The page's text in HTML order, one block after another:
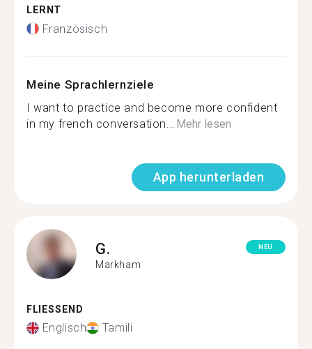
LERNT
Französisch
Meine Sprachlernziele
I want to practice and become more confident
in my french conversation... Mehr lesen
App herunterladen
G.
Markham
NEU
FLIESSEND
Englisch Tamili